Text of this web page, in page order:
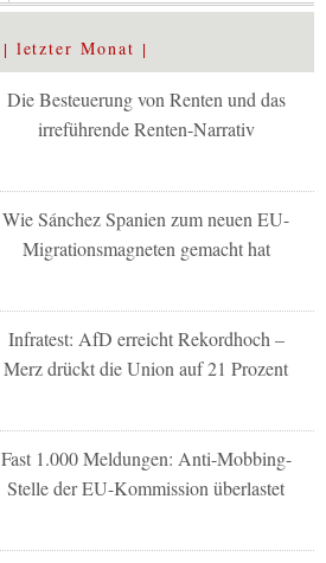
letzter Monat
Die Besteuerung von Renten und das
irreführende Renten-Narrativ
Wie Sánchez Spanien zum neuen EU-
Migrationsmagneten gemacht hat
Infratest: AfD erreicht Rekordhoch –
Merz drückt die Union auf 21 Prozent
Fast 1.000 Meldungen: Anti-Mobbing-
Stelle der EU-Kommission überlastet